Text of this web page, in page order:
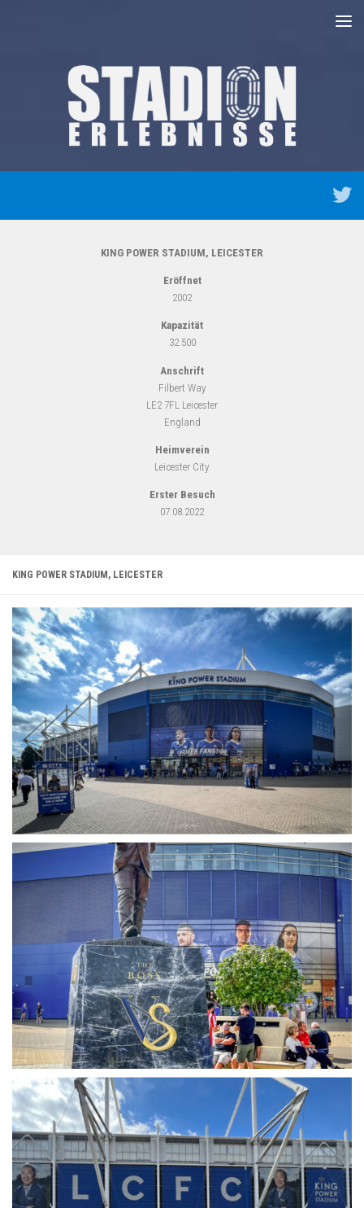
KING POWER STADIUM, LEICESTER
KING POWER STADIUM, LEICESTER
Eröffnet
2002
Kapazität
32.500
Anschrift
Filbert Way
LE2 7FL Leicester
England
Heimverein
Leicester City
Erster Besuch
07.08.2022